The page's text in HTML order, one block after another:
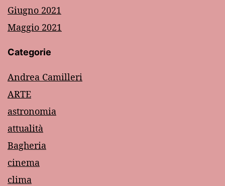
Giugno 2021
Maggio 2021
Categorie
Andrea Camilleri
ARTE
astronomia
attualità
Bagheria
cinema
clima